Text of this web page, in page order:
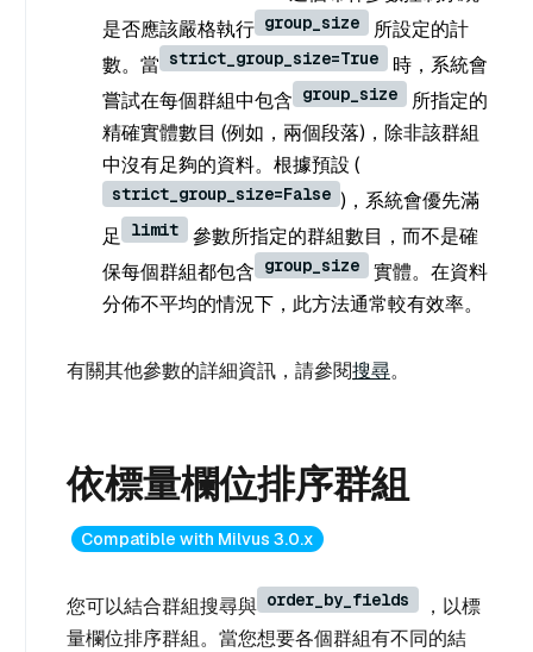
是否應該嚴格執行 group_size
所設定的計
數。當 strict_group_size=True
時，系統會
嘗試在每個群組中包含 group_size
所指定的
精確實體數目 (例如，兩個段落)，除非該群組
中沒有足夠的資料。根據預設 (
strict_group_size=False )，系統會優先滿
足
limit
參數所指定的群組數目，而不是確
保每個群組都包含 group_size
實體。在資料
分佈不平均的情況下，此方法通常較有效率。
有關其他參數的詳細資訊，請參閱搜尋。
依標量欄位排序群組
Compatible with Milvus 3.0.x
您可以結合群組搜尋與 order_by_fields
，以標
量欄位排序群組。當您想要各個群組有不同的結